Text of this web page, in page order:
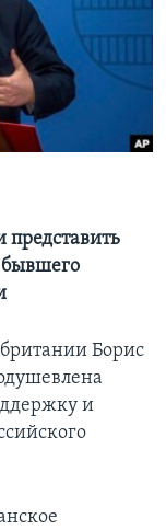
представить
бывшего
Борис
и